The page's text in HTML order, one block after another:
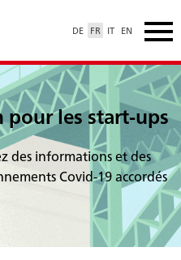
DE FR IT EN
pour les start-ups
des informations et des
Covid-19 accordés